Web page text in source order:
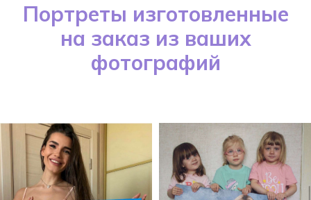
Портреты изготовленные
на заказ из ваших
фотографий